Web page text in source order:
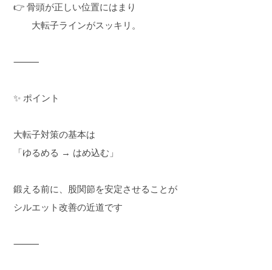
👉 骨頭が正しい位置にはまり
大転子ラインがスッキリ。
⸻
✨ ポイント
大転子対策の基本は
「ゆるめる → はめ込む」
鍛える前に、股関節を安定させることが
シルエット改善の近道です
⸻